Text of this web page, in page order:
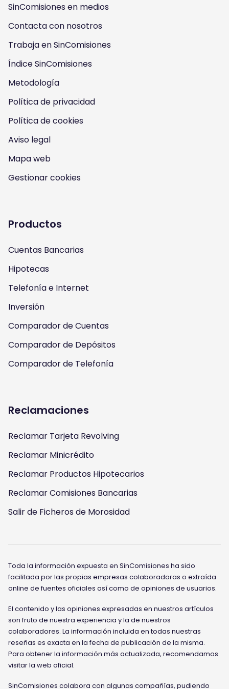
w
u
s
o
n
n
s
a
a
m
w
u
s
o
n
Y
o
u
u
w
u
s
o
n
F
a
c
b
k
w
u
s
n
i
t
SinComisiones en medios
Contacta con nosotros
Trabaja en SinComisiones
Índice SinComisiones
Metodología
Política de privacidad
Política de cookies
Aviso legal
Mapa web
Gestionar cookies
Productos
Cuentas Bancarias
Hipotecas
Telefonía e Internet
Inversión
Comparador de Cuentas
Comparador de Depósitos
Comparador de Telefonía
Reclamaciones
Reclamar Tarjeta Revolving
Reclamar Minicrédito
Reclamar Productos Hipotecarios
Reclamar Comisiones Bancarias
Salir de Ficheros de Morosidad
Toda la información expuesta en SinComisiones ha sido
facilitada por las propias empresas colaboradoras o extraída
online de fuentes oficiales así como de opiniones de usuarios.
El contenido y las opiniones expresadas en nuestros artículos
son fruto de nuestra experiencia y la de nuestros
colaboradores. La información incluida en todas nuestras
reseñas es exacta en la fecha de publicación de la misma.
Para obtener la información más actualizada, recomendamos
visitar la web oficial.
SinComisiones colabora con algunas compañías, pudiendo